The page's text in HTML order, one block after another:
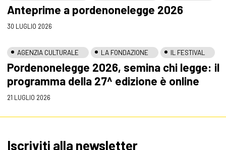
Anteprime a pordenonelegge 2026
30 LUGLIO 2026
AGENZIA CULTURALE LA FONDAZIONE IL FESTIVAL
Pordenonelegge 2026, semina chi legge: il
programma della 27^ edizione è online
21 LUGLIO 2026
Iscriviti alla newsletter